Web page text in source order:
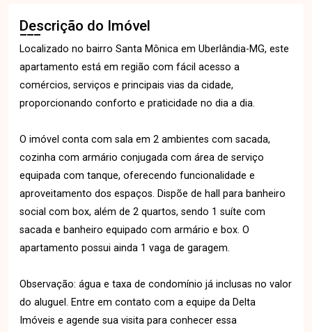
Descrição do Imóvel
Localizado no bairro Santa Mônica em Uberlândia-MG, este
apartamento está em região com fácil acesso a
comércios, serviços e principais vias da cidade,
proporcionando conforto e praticidade no dia a dia.
O imóvel conta com sala em 2 ambientes com sacada,
cozinha com armário conjugada com área de serviço
equipada com tanque, oferecendo funcionalidade e
aproveitamento dos espaços. Dispõe de hall para banheiro
social com box, além de 2 quartos, sendo 1 suíte com
sacada e banheiro equipado com armário e box. O
apartamento possui ainda 1 vaga de garagem.
Observação: água e taxa de condomínio já inclusas no valor
do aluguel. Entre em contato com a equipe da Delta
Imóveis e agende sua visita para conhecer essa